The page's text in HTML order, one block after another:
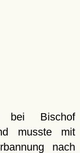
bei Bischof
musste mit
nach